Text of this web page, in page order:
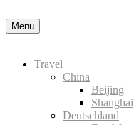
Menu
Travel
China
Beijing
Shanghai
Deutschland
Datenschutzerklärung